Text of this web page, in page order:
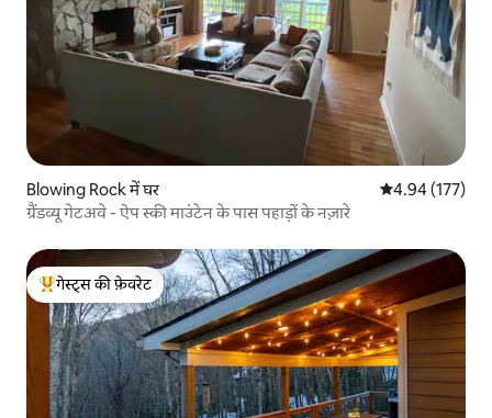
Blowing Rock में घर औसत रेटिंग 5 में से
4.94 (177)
ग्रैंडव्यू गेटअवे - ऐप स्की माउंटेन के पास पहाड़ों के नज़ारे
गेस्ट्स का टॉप फ़ेवरेट
गेस्ट्स की फ़ेवरेट